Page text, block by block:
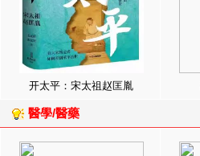
开太平：宋太祖赵匡胤
醫學/醫藥